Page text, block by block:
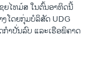
ຍ​ໄທ​ມ໌​ສ ໃນ​ຕົ້ນ​ອາ​ທິດນີ້​
ໂດຍ​ກຸ່ມ​ບໍ​ລິ​ສັດ UDG
ກຳ​ປັ່ນ​ລົບ ແລະ​ເຮືອ​ພິ​ຄາດ​